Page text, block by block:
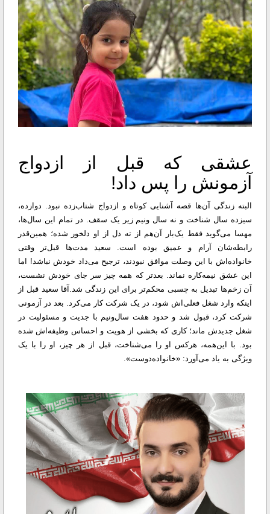
عشقی که قبل از ازدواج
آزمونش را پس داد!
البته زندگی آن‌ها قصه‌ آشنایی کوتاه و ازدواج شتاب‌زده نبود. دوازده،
سیزده سال شناخت و نه سال ونیم زیر یک سقف. در تمام این سال‌ها،
مهسا می‌گوید فقط یک‌بار آن‌هم از ته دل از او دلخور شده؛ همین‌قدر
رابطه‌شان آرام و عمیق بوده است. سعید مدت‌ها قبل‌تر وقتی
خانواده‌اش با این وصلت موافق نبودند، ترجیح می‌داد خودش نباشد! اما
این عشق نیمه‌کاره نماند. بعدتر که همه چیز سر جای خودش نشست،
آن زخم‌ها تبدیل به چسبی محکم‌تر برای این زندگی شد. آقا سعید قبل از
اینکه وارد شغل فعلی‌اش شود، در یک شرکت کار می‌کرد. بعد در آزمونی
شرکت کرد، قبول شد و حدود هفت سال‌ونیم با جدیت و مسئولیت در
شغل جدیدش ماند؛ کاری که بخشی از هویت و احساس وظیفه‌اش شده
بود. با این‌همه، هرکس او را می‌شناخت، قبل از هر چیز، او را با یک
ویژگی به یاد می‌آورد: «خانواده‌دوست».